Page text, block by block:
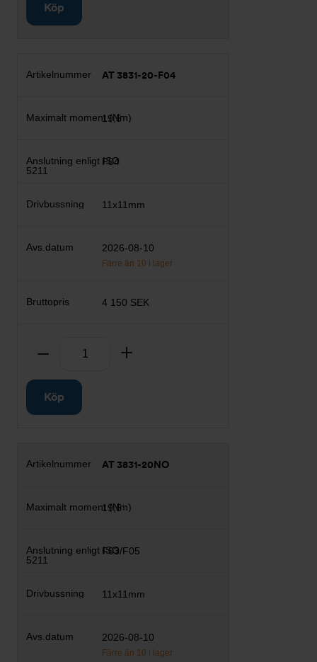
Köp
AT 3831-20-F04
19,5
F04
11x11mm
2026-08-10
Färre än 10 i lager
4 150 SEK
Ta bort
Köp
AT 3831-20NO
19,5
F03/F05
11x11mm
2026-08-10
Färre än 10 i lager